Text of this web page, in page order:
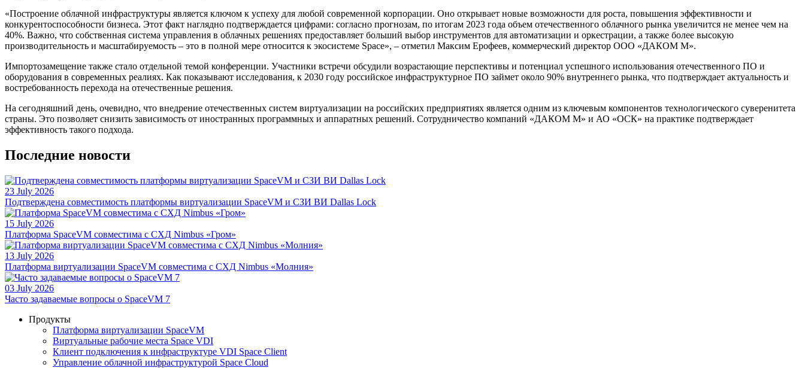
«Построение облачной инфраструктуры является ключом к успеху для любой современной корпорации. Оно открывает новые возможности для роста, повышения эффективности и
конкурентоспособности бизнеса. Этот факт наглядно подтверждается цифрами: согласно прогнозам, по итогам 2023 года объем отечественного облачного рынка увеличится не менее чем на
40%. Важно, что собственная система управления в облачных решениях предоставляет больший выбор инструментов для автоматизации и оркестрации, а также более высокую
производительность и масштабируемость – это в полной мере относится к экосистеме Space», – отметил Максим Ерофеев, коммерческий директор ООО «ДАКОМ М».
Импортозамещение также стало отдельной темой конференции. Участники встречи обсудили возрастающие перспективы и потенциал успешного использования отечественного ПО и
оборудования в современных реалиях. Как показывают исследования, к 2030 году российское инфраструктурное ПО займет около 90% внутреннего рынка, что подтверждает актуальность и
востребованность перехода на отечественные решения.
На сегодняшний день, очевидно, что внедрение отечественных систем виртуализации на российских предприятиях является одним из ключевым компонентов технологического суверенитета
страны. Это позволяет снизить зависимость от иностранных программных и аппаратных решений. Сотрудничество компаний «ДАКОМ М» и АО «ОСК» на практике подтверждает
эффективность такого подхода.
Последние новости
23 July 2026
Подтверждена совместимость платформы виртуализации SpaceVM и СЗИ ВИ Dallas Lock
15 July 2026
Платформа SpaceVM совместима с СХД Nimbus «Гром»
13 July 2026
Платформа виртуализации SpaceVM совместима с СХД Nimbus «Молния»
03 July 2026
Часто задаваемые вопросы о SpaceVM 7
Продукты
Платформа виртуализации SpaceVM
Виртуальные рабочие места Space VDI
Клиент подключения к инфраструктуре VDI Space Client
Управление облачной инфраструктурой Space Cloud